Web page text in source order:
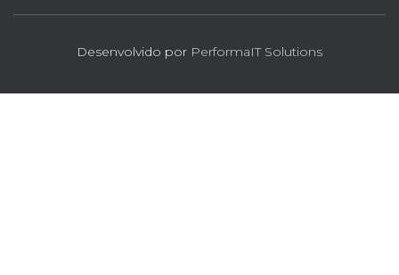
Desenvolvido por PerformaIT Solutions